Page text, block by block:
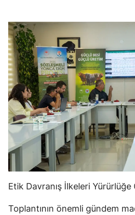
Etik Davranış İlkeleri Yürürlüğe
Toplantının önemli gündem